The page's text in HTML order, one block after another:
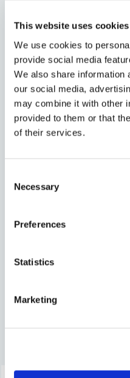
This website uses cookies
We use cookies to
provide social media
We also share information
our social media,
may combine it with other
provided to them or that
of their services.
Selection
Necessary
Preferences
Statistics
Marketing
Varumärke
Ställ en produktfråga
Relaterade kategorier
Batteridrivet